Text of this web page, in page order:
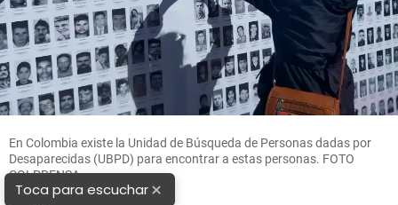
En Colombia existe la Unidad de Búsqueda de Personas dadas por
Desaparecidas (UBPD) para encontrar a estas personas. FOTO
COLPRENSA
Toca para escuchar×